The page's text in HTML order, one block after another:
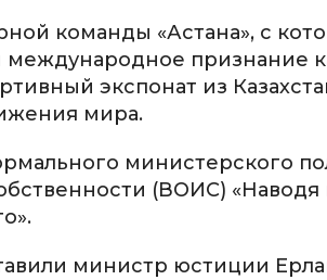
команды «Астана», с
признание
экспонат из
мира.
министерского
(ВОИС)
министр юстиции